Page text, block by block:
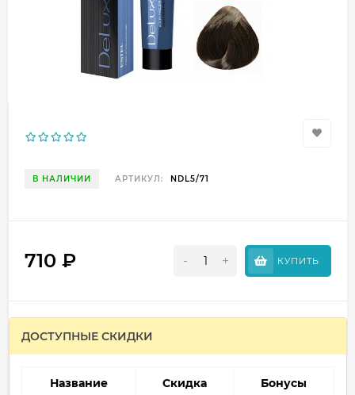
В НАЛИЧИИ АРТИКУЛ: NDL5/71
710 ₽ - + КУПИТЬ
ДОСТУПНЫЕ СКИДКИ
Название Скидка Бонусы